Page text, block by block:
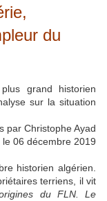
du
grand historien
sur la situation
par Christophe Ayad
le 06 décembre 2019
historien algérien.
terriens, il vit
du FLN. Le